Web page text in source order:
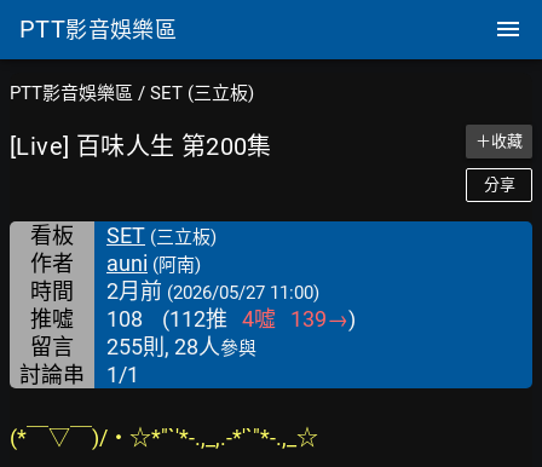
PTT影音娛樂區
PTT影音娛樂區 / SET (三立板)
[Live] 百味人生 第200集 ＋收藏
分享
看板 SET (三立板)
作者 auni (阿南)
時間 2月前 (2026/05/27 11:00)
推噓 108 (112推 4噓 139→)
留言
255則, 28人參與
討論串 1/1
(*￣▽￣)/‧☆*"`'*-.,_,.-*'`"*-.,_☆